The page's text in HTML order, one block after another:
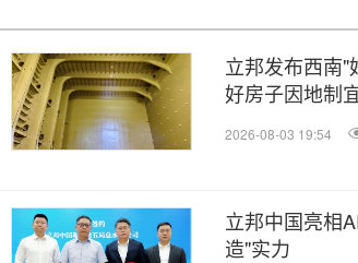
立邦发布西南"
好房子因地制
2026-08-03 19:54
立邦中国亮相
造"实力